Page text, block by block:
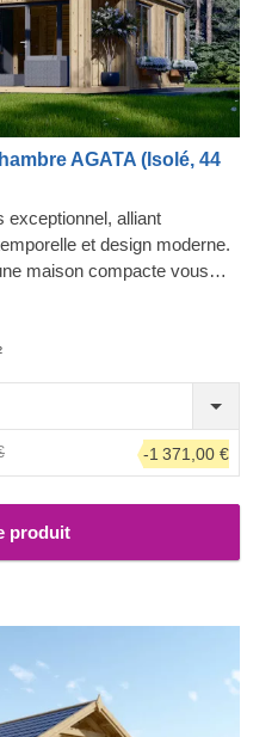
AGATA (Isolé, 44
exceptionnel, alliant
et design moderne.
maison compacte vous
pour passer du temps à
avec un aménagement
et de repos ? Alors, ce
-1 371,00 €
produit